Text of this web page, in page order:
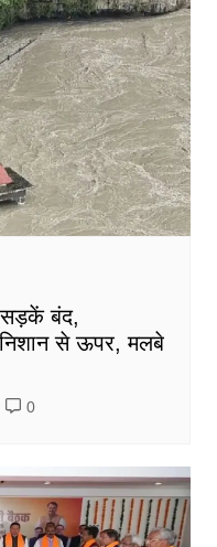
सड़कें बंद,
से ऊपर, मलबे
0